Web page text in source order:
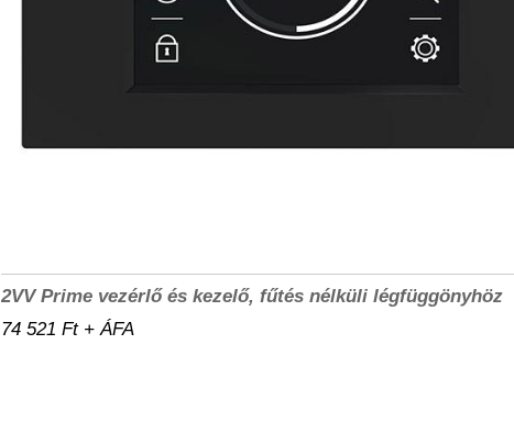
2VV Prime vezérlő és kezelő, fűtés nélküli légfüggönyhöz
74 521 Ft + ÁFA